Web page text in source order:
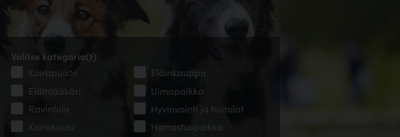
Valitse kategoria(t)
Koirapuisto
Eläinkauppa
Eläinlääkäri
Uimapaikka
Ravintola
Hyvinvointi ja hoitolat
Koirakoulu
Harrastuspaikka